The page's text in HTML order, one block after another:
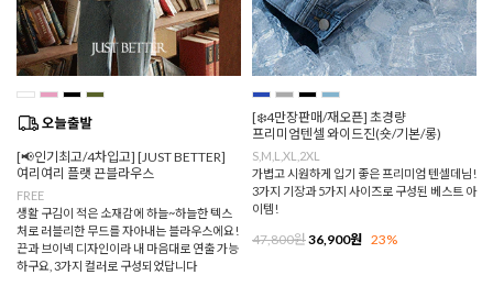
[📢인기최고/4차입고] [JUST BETTER]
여리여리 플랫 끈블라우스
FREE
생활 구김이 적은 소재감에 하늘~하늘한 텍스
처로 러블리한 무드를 자아내는 블라우스에요!
끈과 브이넥 디자인이라 내 마음대로 연출 가능
하구요, 3가지 컬러로 구성되었답니다
[❄️4만장판매/재오픈] 초경량
프리미엄텐셀 와이드진(숏/기본/롱)
S,M,L,XL,2XL
가볍고 시원하게 입기 좋은 프리미엄 텐셀데님!
3가지 기장과 5가지 사이즈로 구성된 베스트 아
이템!
47,800원36,900원 23%